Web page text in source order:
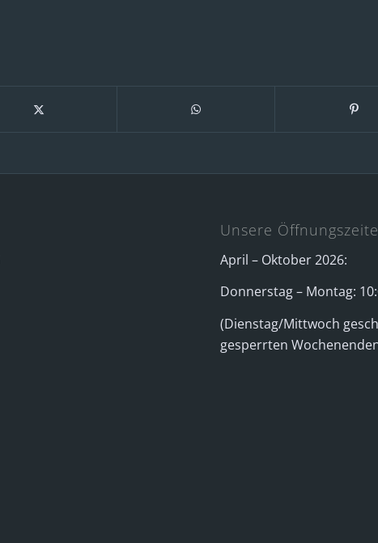
Unsere
April – Oktober 2026:
Donnerstag – Montag:
(Dienstag/Mittwoch
gesperrten